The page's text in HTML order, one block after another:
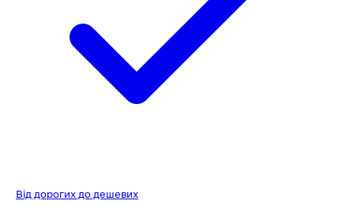
Від дорогих до дешевих